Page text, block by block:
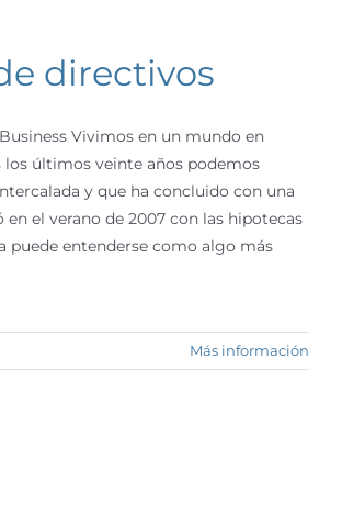
directivos
Vivimos en un mundo en
últimos veinte años podemos
y que ha concluido con una
el verano de 2007 con las hipotecas
puede entenderse como algo más
Más información